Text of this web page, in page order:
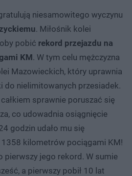
niesamowitego wyczynu
. Miłośnik kolei
pobić rekord przejazdu na
KM. W tym celu mężczyzna
Mazowieckich, który uprawnia
do nielimitowanych przesiadek.
sprawnie poruszać się
co udowadnia osiągnięcie
godzin udało mu się
1358 kilometrów pociągami KM!
pierwszy jego rekord. W sumie
a pierwszy pobił 10 lat